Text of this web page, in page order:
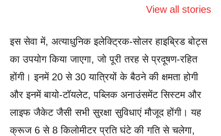
View all stories
Class
इस सेवा में, अत्याधुनिक इलेक्ट्रिक-सोलर हाइब्रिड बोट्स
का उपयोग किया जाएगा, जो पूरी तरह से प्रदूषण-रहित
होंगी। इनमें 20 से 30 यात्रियों के बैठने की क्षमता होगी
और इनमें बायो-टॉयलेट, पब्लिक अनाउंसमेंट सिस्टम और
लाइफ जैकेट जैसी सभी सुरक्षा सुविधाएं मौजूद होंगी। यह
क्रूज 6 से 8 किलोमीटर प्रति घंटे की गति से चलेगा,